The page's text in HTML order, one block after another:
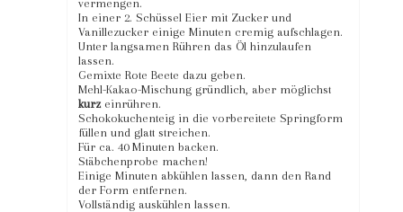
vermengen.
In einer 2. Schüssel Eier mit Zucker und
Vanillezucker einige Minuten cremig aufschlagen.
Unter langsamen Rühren das Öl hinzulaufen
lassen.
Gemixte Rote Beete dazu geben.
Mehl-Kakao-Mischung gründlich, aber möglichst
kurz einrühren.
Schokokuchenteig in die vorbereitete Springform
füllen und glatt streichen.
Für ca. 40 Minuten backen.
Stäbchenprobe machen!
Einige Minuten abkühlen lassen, dann den Rand
der Form entfernen.
Vollständig auskühlen lassen.